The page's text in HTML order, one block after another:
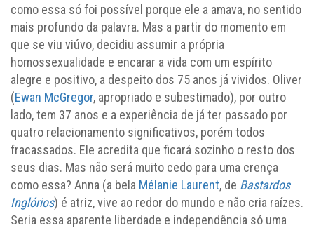
como essa só foi possível porque ele a amava, no sentido
mais profundo da palavra. Mas a partir do momento em
que se viu viúvo, decidiu assumir a própria
homossexualidade e encarar a vida com um espírito
alegre e positivo, a despeito dos 75 anos já vividos. Oliver
(Ewan McGregor, apropriado e subestimado), por outro
lado, tem 37 anos e a experiência de já ter passado por
quatro relacionamento significativos, porém todos
fracassados. Ele acredita que ficará sozinho o resto dos
seus dias. Mas não será muito cedo para uma crença
como essa? Anna (a bela Mélanie Laurent, de Bastardos
Inglórios) é atriz, vive ao redor do mundo e não cria raízes.
Seria essa aparente liberdade e independência só uma